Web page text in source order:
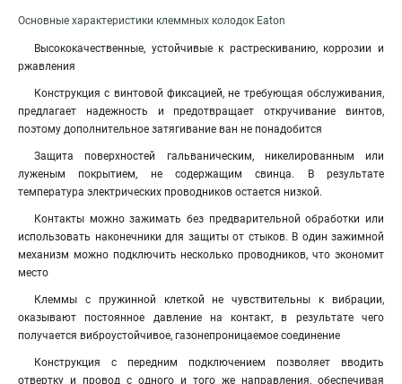
Основные характеристики клеммных колодок Eaton
Высококачественные, устойчивые к растрескиванию, коррозии и
ржавления
Конструкция с винтовой фиксацией, не требующая обслуживания,
предлагает надежность и предотвращает откручивание винтов,
поэтому дополнительное затягивание ван не понадобится
Защита поверхностей гальваническим, никелированным или
луженым покрытием, не содержащим свинца. В результате
температура электрических проводников остается низкой.
Контакты можно зажимать без предварительной обработки или
использовать наконечники для защиты от стыков. В один зажимной
механизм можно подключить несколько проводников, что экономит
место
Клеммы с пружинной клеткой не чувствительны к вибрации,
оказывают постоянное давление на контакт, в результате чего
получается виброустойчивое, газонепроницаемое соединение
Конструкция с передним подключением позволяет вводить
отвертку и провод с одного и того же направления, обеспечивая